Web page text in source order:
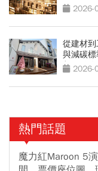
2026-
從建材
與減碳
都開始改
2026-
熱門話題
魔力紅Maroon 5